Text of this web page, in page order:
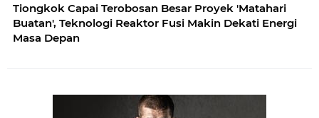
Tiongkok Capai Terobosan Besar Proyek 'Matahari
Buatan', Teknologi Reaktor Fusi Makin Dekati Energi
Masa Depan